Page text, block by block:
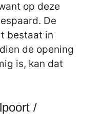
op deze
De
bestaat in
de opening
is, kan dat
/